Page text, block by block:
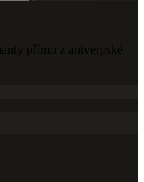
přímo z antverpské